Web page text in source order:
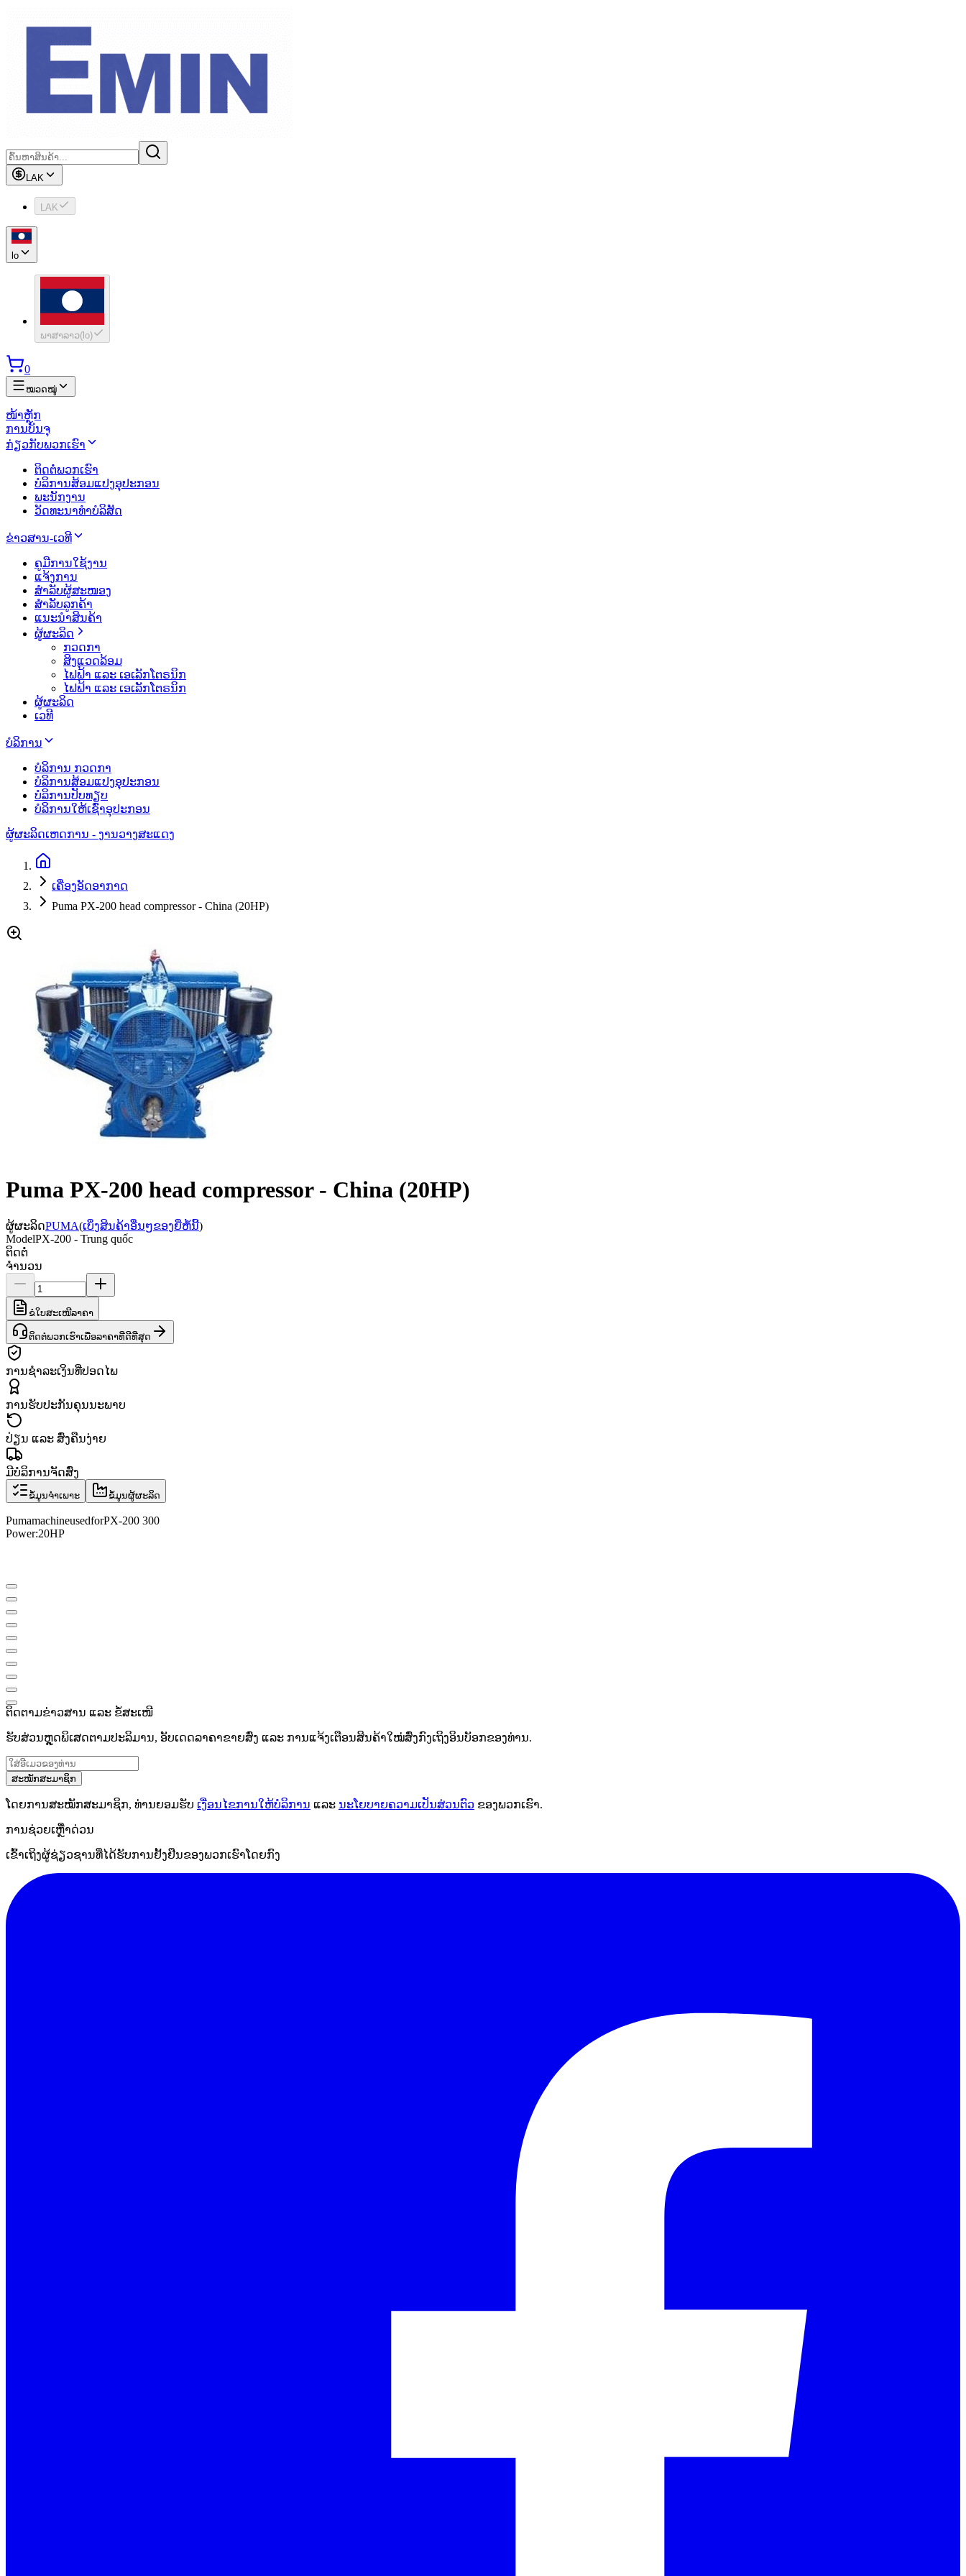
LAK
LAK
lo
ພາສາລາວ( lo)
0
ໝວດໝູ່
ໜ້າຫຼັກ
ການບັນຈຸ
ກ່ຽວກັບພວກເຮົາ
ຕິດຕໍ່ພວກເຮົາ
ບໍລິການສ້ອມແປງອຸປະກອນ
ພະນັກງານ
ວັດທະນາທຳບໍລິສັດ
ຂ່າວສານ-ເວທີ
ຄູມືການໃຊ້ງານ
ແຈ້ງການ
ສຳລັບຜູ້ສະໜອງ
ສຳລັບລູກຄ້າ
ແນະນຳສິນຄ້າ
ຜູ້ຜະລິດ
ກວດກາ
ສິງແວດລ້ອມ
ໄຟຟ້າ ແລະ ເອເລັກໂຕຣນິກ
ໄຟຟ້າ ແລະ ເອເລັກໂຕຣນິກ
ຜູ້ຜະລິດ
ເວທີ
ບໍລິການ
ບໍລິການ ກວດກາ
ບໍລິການສ້ອມແປງອຸປະກອນ
ບໍລິການປັບທຽບ
ບໍລິການໃຫ້ເຊົ່າອຸປະກອນ
ຜູ້ຜະລິດເຫດການ - ງານວາງສະແດງ
ເຄື່ອງອັດອາກາດ
Puma PX-200 head compressor - China (20HP)
Puma PX-200 head compressor - China (20HP)
ຜູ້ຜະລິດPUMA(ເບິ່ງສິນຄ້າອື່ນໆຂອງຍີ່ຫໍ້ນີ້)
ModelPX-200 - Trung quốc
ຕິດຕໍ່
ຈຳນວນ
ຂໍໃບສະເໜີລາຄາ
ຕິດຕໍ່ພວກເຮົາເພື່ອລາຄາທີ່ດີທີ່ສຸດ
ການຊຳລະເງິນທີ່ປອດໄພ
ການຮັບປະກັນຄຸນນະພາບ
ປ່ຽນ ແລະ ສົ່ງຄືນງ່າຍ
ມີບໍລິການຈັດສົ່ງ
ຂໍ້ມູນຈຳເພາະ ຂໍ້ມູນຜູ້ຜະລິດ
PumamachineusedforPX-200 300
Power:20HP
ຕິດຕາມຂ່າວສານ ແລະ ຂໍ້ສະເໜີ
ຮັບສ່ວນຫຼຸດພິເສດຕາມປະລິມານ, ອັບເດດລາຄາຂາຍສົ່ງ ແລະ ການແຈ້ງເຕືອນສິນຄ້າໃໝ່ສົ່ງກົງເຖິງອິນບັອກຂອງທ່ານ.
ສະໝັກສະມາຊິກ
ໂດຍການສະໝັກສະມາຊິກ, ທ່ານຍອມຮັບ ເງື່ອນໄຂການໃຫ້ບໍລິການ ແລະ ນະໂຍບາຍຄວາມເປັນສ່ວນຕົວ ຂອງພວກເຮົາ.
ການຊ່ວຍເຫຼືໍາດ່ວນ
ເຂົ້າເຖິງຜູ້ຊ່ຽວຊານທີ່ໄດ້ຮັບການຢັ້ງຢືນຂອງພວກເຮົາໂດຍກົງ